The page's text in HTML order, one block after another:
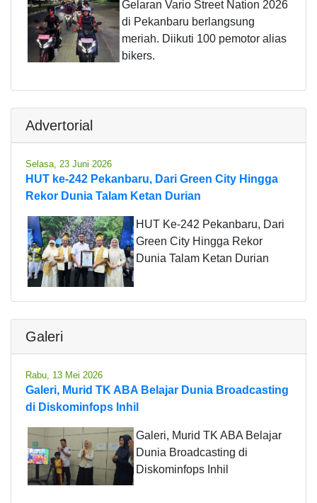
Gelaran Vario Street Nation 2026
di Pekanbaru berlangsung
meriah. Diikuti 100 pemotor alias
bikers.
Advertorial
Selasa, 23 Juni 2026
HUT ke-242 Pekanbaru, Dari Green City Hingga
Rekor Dunia Talam Ketan Durian
HUT Ke-242 Pekanbaru, Dari
Green City Hingga Rekor
Dunia Talam Ketan Durian
Galeri
Rabu, 13 Mei 2026
Galeri, Murid TK ABA Belajar Dunia Broadcasting
di Diskominfops Inhil
Galeri, Murid TK ABA Belajar
Dunia Broadcasting di
Diskominfops Inhil